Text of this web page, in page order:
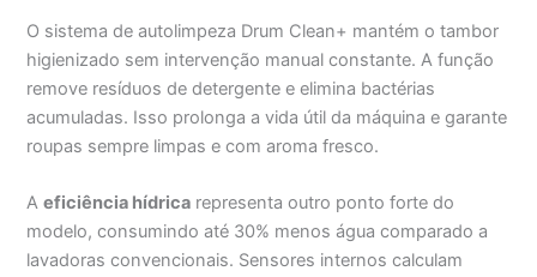
O sistema de autolimpeza Drum Clean+ mantém o tambor
higienizado sem intervenção manual constante. A função
remove resíduos de detergente e elimina bactérias
acumuladas. Isso prolonga a vida útil da máquina e garante
roupas sempre limpas e com aroma fresco.
Aeficiência hídrica representa outro ponto forte do
modelo, consumindo até 30% menos água comparado a
lavadoras convencionais. Sensores internos calculam